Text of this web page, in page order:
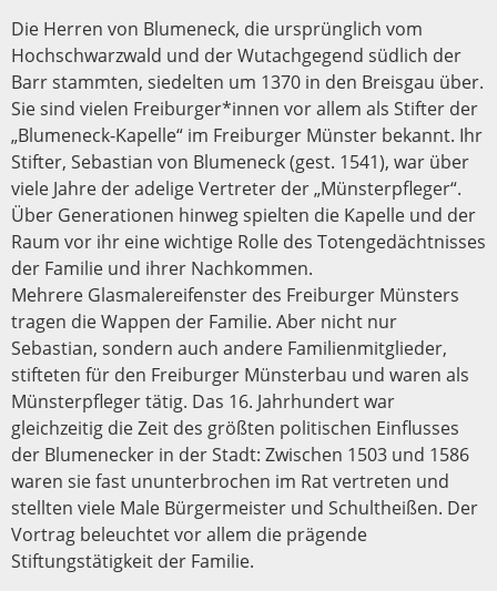
Die Herren von Blumeneck, die ursprünglich vom
Hochschwarzwald und der Wutachgegend südlich der
Barr stammten, siedelten um 1370 in den Breisgau über.
Sie sind vielen Freiburger*innen vor allem als Stifter der
„Blumeneck-Kapelle“ im Freiburger Münster bekannt. Ihr
Stifter, Sebastian von Blumeneck (gest. 1541), war über
viele Jahre der adelige Vertreter der „Münsterpfleger“.
Über Generationen hinweg spielten die Kapelle und der
Raum vor ihr eine wichtige Rolle des Totengedächtnisses
der Familie und ihrer Nachkommen.
Mehrere Glasmalereifenster des Freiburger Münsters
tragen die Wappen der Familie. Aber nicht nur
Sebastian, sondern auch andere Familienmitglieder,
stifteten für den Freiburger Münsterbau und waren als
Münsterpfleger tätig. Das 16. Jahrhundert war
gleichzeitig die Zeit des größten politischen Einflusses
der Blumenecker in der Stadt: Zwischen 1503 und 1586
waren sie fast ununterbrochen im Rat vertreten und
stellten viele Male Bürgermeister und Schultheißen. Der
Vortrag beleuchtet vor allem die prägende
Stiftungstätigkeit der Familie.